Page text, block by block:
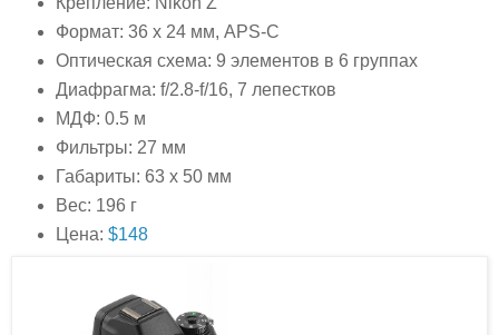
Формат: 36 x 24 мм, APS-C
Оптическая схема: 9 элементов в 6 группах
Диафрагма: f/2.8-f/16, 7 лепестков
МДФ: 0.5 м
Фильтры: 27 мм
Габариты: 63 x 50 мм
Вес: 196 г
Цена: $148